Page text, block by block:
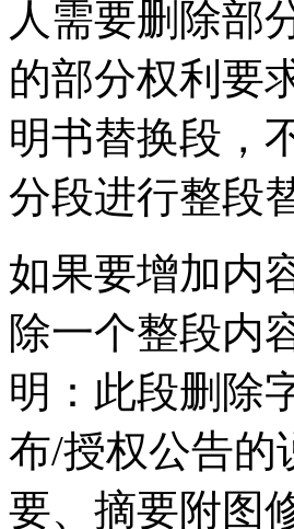
人需要删除部
的部分权利要
明书替换段，
分段进行整段
如果要增加内
除一个整段内
明：此段删除
布/授权公告的
要、摘要附图